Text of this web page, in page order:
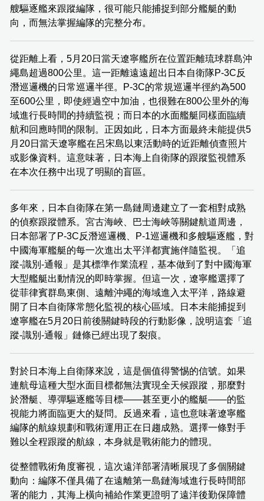
艘驅逐艦來跟蹤編隊，很可能只能捕捉到部分艦艇的動
向，而無法掌握編隊的完整分布。
從距離上看，5月20日當天遼寧艦所在位置距離琉球群島沖
繩島超過800公里。這一距離遠遠超出日本自衛隊P-3C反
潛巡邏機的日常巡邏半徑。P-3C的常規巡邏半徑約為500
至600公里，即使經過空中加油，也很難在800公里外的海
域進行長時間的持續監視；而日本的水面艦艇同樣面臨續
航和回應時間的限制。正因如此，日本方面最終未能提供5
月20日當天遼寧艦在呂宋島以東活動時的近距離偵查照片
或影像資料。這意味著，日本海上自衛隊的跟蹤監視體系
在本次任務中出現了明顯的盲區。
多年來，日本自衛隊在第一島鏈周邊建立了一套相對成熟
的偵察跟蹤體系。宮古海峽、巴士海峽等關鍵航道周邊，
日本部署了P-3C反潛巡邏機、P-1巡邏機和多艘驅逐艦，對
中國海軍艦艇的每一次進出太平洋都實施伴隨監視。「追
蹤-識別-通報」是其標準作業流程，基本做到了對中國海軍
大型艦艇出動情況的即時掌握。但這一次，遼寧艦選擇了
從菲律賓群島東側、遠離沖繩的海域進入太平洋，路線避
開了日本自衛隊常態化監視的核心區域。日本未能捕捉到
遼寧艦在5月20日前後關鍵時段的行動影像，說明這套「追
蹤-識別-通報」鏈條已經出現了裂痕。
對於日本海上自衛隊來說，這是個值得警惕的信號。如果
連航母這種大型水面目標都無法實現全天候跟蹤，那麼對
於潛艇、導彈驅逐艦等目標——甚至更小的艦艇——的監
視能力將面臨更大的疑問。反過來看，這也意味著遼寧艦
編隊的航線規劃和戰術運用正在日趨成熟。選擇一條對手
難以全程跟蹤的航線，本身就是戰術能力的體現。
從整體戰術角度審視，這次遠洋部署清晰展現了多個關鍵
動向：編隊不僅具備了在遠離第一島鏈海域進行長時間部
署的能力，其海上橫向補給作業更證明了遠洋後勤保障體